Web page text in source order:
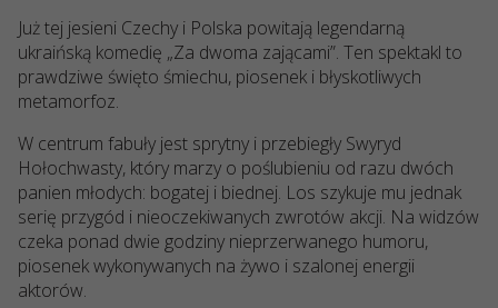
Już tej jesieni Czechy i Polska powitają legendarną
ukraińską komedię „Za dwoma zającami”. Ten spektakl to
prawdziwe święto śmiechu, piosenek i błyskotliwych
metamorfoz.
W centrum fabuły jest sprytny i przebiegły Swyryd
Hołochwasty, który marzy o poślubieniu od razu dwóch
panien młodych: bogatej i biednej. Los szykuje mu jednak
serię przygód i nieoczekiwanych zwrotów akcji. Na widzów
czeka ponad dwie godziny nieprzerwanego humoru,
piosenek wykonywanych na żywo i szalonej energii
aktorów.